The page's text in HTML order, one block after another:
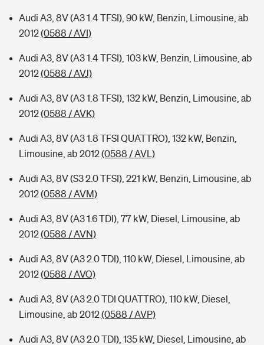
Audi A3, 8V (A3 1.4 TFSI), 90 kW, Benzin, Limousine, ab
2012(0588 / AVI)
Audi A3, 8V (A3 1.4 TFSI), 103 kW, Benzin, Limousine, ab
2012(0588 / AVJ)
Audi A3, 8V (A3 1.8 TFSI), 132 kW, Benzin, Limousine, ab
2012(0588 / AVK)
Audi A3, 8V (A3 1.8 TFSI QUATTRO), 132 kW, Benzin,
Limousine, ab 2012(0588 / AVL)
Audi A3, 8V (S3 2.0 TFSI), 221 kW, Benzin, Limousine, ab
2012(0588 / AVM)
Audi A3, 8V (A3 1.6 TDI), 77 kW, Diesel, Limousine, ab
2012(0588 / AVN)
Audi A3, 8V (A3 2.0 TDI), 110 kW, Diesel, Limousine, ab
2012(0588 / AVO)
Audi A3, 8V (A3 2.0 TDI QUATTRO), 110 kW, Diesel,
Limousine, ab 2012(0588 / AVP)
Audi A3, 8V (A3 2.0 TDI), 135 kW, Diesel, Limousine, ab